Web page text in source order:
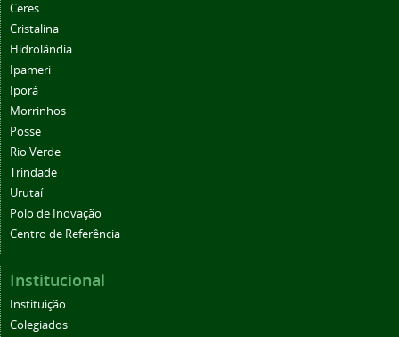
Ceres
Cristalina
Hidrolândia
Ipameri
Iporá
Morrinhos
Posse
Rio Verde
Trindade
Urutaí
Polo de Inovação
Centro de Referência
Institucional
Instituição
Colegiados